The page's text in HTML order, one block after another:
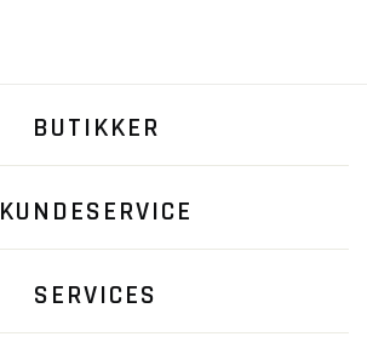
BUTIKKER
KUNDESERVICE
SERVICES